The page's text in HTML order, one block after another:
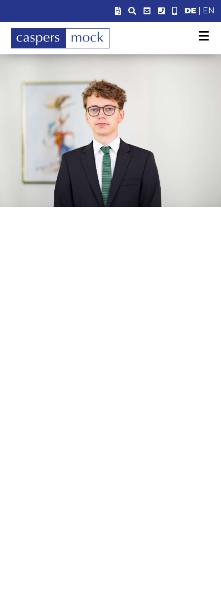
DE| EN